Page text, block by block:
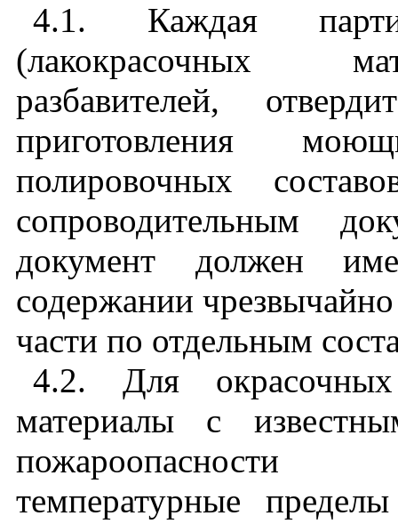
4.1. Каждая
(лакокрасочных
разбавителей,
приготовления
полировочных
сопроводительным
документ должен
содержании
части по отдельным
4.2. Для
материалы с
пожароопасности
температурные